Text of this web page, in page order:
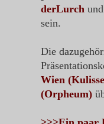
derLurch
sein.
Die
Wien
(Orpheum)